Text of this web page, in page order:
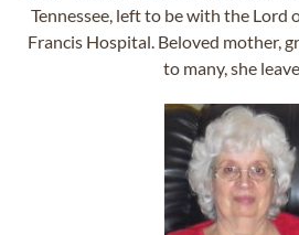
Tennessee, left to be with the Lord
Francis Hospital. Beloved mother,
to many, she